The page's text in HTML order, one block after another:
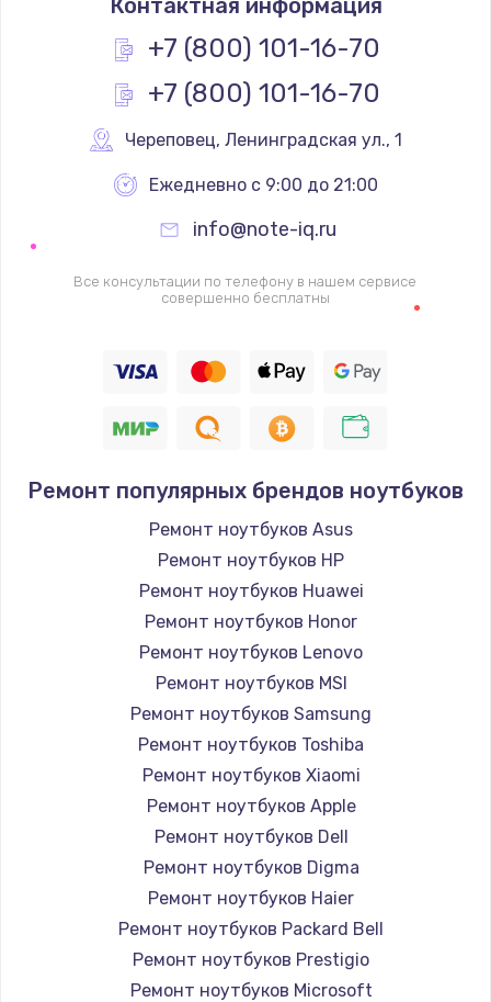
+7 (800) 101-16-70
+7 (800) 101-16-70
Череповец, Ленинградская ул., 1
Ежедневно с 9:00 до 21:00
info@note-iq.ru
Все консультации по телефону в нашем сервисе
совершенно бесплатны
Ремонт популярных брендов ноутбуков
Ремонт ноутбуков Asus
Ремонт ноутбуков HP
Ремонт ноутбуков Huawei
Ремонт ноутбуков Honor
Ремонт ноутбуков Lenovo
Ремонт ноутбуков MSI
Ремонт ноутбуков Samsung
Ремонт ноутбуков Toshiba
Ремонт ноутбуков Xiaomi
Ремонт ноутбуков Apple
Ремонт ноутбуков Dell
Ремонт ноутбуков Digma
Ремонт ноутбуков Haier
Ремонт ноутбуков Packard Bell
Ремонт ноутбуков Prestigio
Ремонт ноутбуков Microsoft